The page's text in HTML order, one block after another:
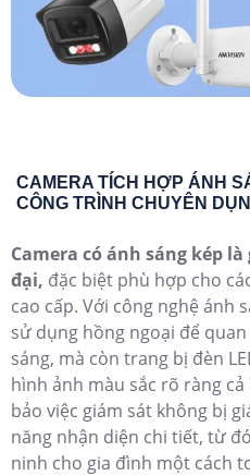
CAMERA TÍCH HỢP ÁNH
CÔNG TRÌNH CHUYÊN
Camera có ánh sáng kép
đại, đặc biệt phù hợp cho
cao cấp. Với công nghệ ánh
sử dụng hồng ngoại để
sáng, mà còn trang bị đèn
hình ảnh màu sắc rõ ràng
bảo việc giám sát không bị
năng nhận diện chi tiết, từ
ninh cho gia đình một cách